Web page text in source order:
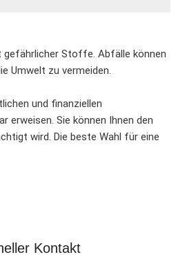
gefährlicher Stoffe. Abfälle können
Umwelt zu vermeiden.
und finanziellen
erweisen. Sie können Ihnen den
wird. Die beste Wahl für eine
Kontakt